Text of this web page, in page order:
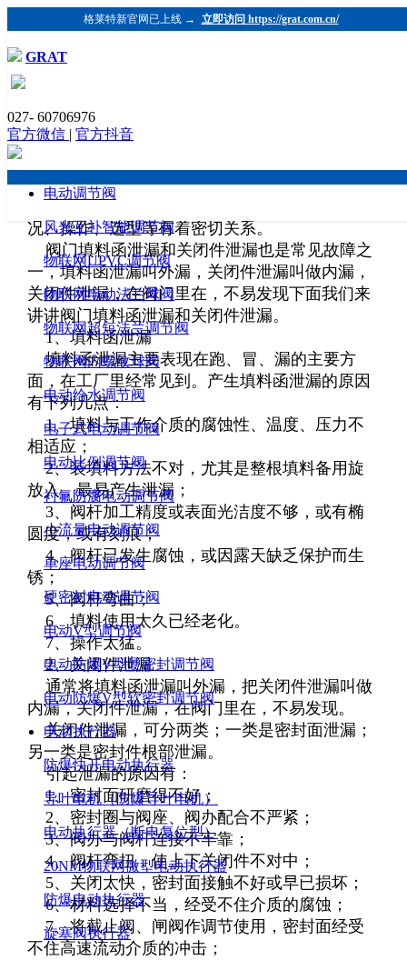
格莱特新官网已上线 → 立即访问 https://grat.com.cn/
GRAT
027- 60706976
官方微信 | 官方抖音
电动调节阀
风光互补智能调节阀
物联网UPVC调节阀
物联网电动法兰球阀
物联网超短法兰调节阀
物联网内螺纹球阀
电动给水调节阀
电子式电动调节阀
电动比例调节阀
衬氟防腐电动调节阀
小流量电动调节阀
单座电动调节阀
硬密封电动调节阀
电动V型调节阀
电动防爆V型硬密封调节阀
电动防爆V型软密封调节阀
电动执行器
防爆快开电动执行器
导叶电机（防爆导叶电机）
电动执行器（断电复位型）
20NM物联网微型电动执行器
防爆电动执行器
旋塞阀执行器
阀门常见故障
发布时间：2018-08-17 浏览：1149 格莱特控制阀
（https://www.grat.com.cn/）
一般来说，一是与组成阀门零件有关，零件多常
见故障多；二是与阀门的设计、制造、安装、工
况、操作、选型等有着密切关系。
阀门填料函泄漏和关闭件泄漏也是常见故障之
一，填料函泄漏叫外漏，关闭件泄漏叫做内漏，
关闭件泄漏，在阀门里在，不易发现下面我们来
讲讲阀门填料函泄漏和关闭件泄漏。
1、填料函泄漏
填料函泄漏主要表现在跑、冒、漏的主要方
面，在工厂里经常见到。产生填料函泄漏的原因
有下列几点：
1、填料与工作介质的腐蚀性、温度、压力不
相适应；
2、装填料方法不对，尤其是整根填料备用旋
放入，最易产生泄漏；
3、阀杆加工精度或表面光洁度不够，或有椭
圆度，或有刻痕；
4、阀杆已发生腐蚀，或因露天缺乏保护而生
锈；
5、阀杆弯曲；
6、填料使用太久已经老化。
7、操作太猛。
2、关闭件泄漏
通常将填料函泄漏叫外漏，把关闭件泄漏叫做
内漏，关闭件泄漏，在阀门里在，不易发现。
关闭件泄漏，可分两类；一类是密封面泄漏；
另一类是密封件根部泄漏。
引起泄漏的原因有：
1、密封面研磨得不好；
2、密封圈与阀座、阀办配合不严紧；
3、阀办与阀杆连接不牢靠；
4、阀杆弯扭，使上下关闭件不对中；
5、关闭太快，密封面接触不好或早已损坏；
6、材料选择不当，经受不住介质的腐蚀；
7、将截止阀、闸阀作调节使用，密封面经受
不住高速流动介质的冲击；